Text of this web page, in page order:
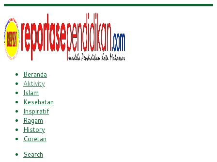
Beranda
Aktivity
Islam
Kesehatan
Inspiratif
Ragam
History
Coretan
Search